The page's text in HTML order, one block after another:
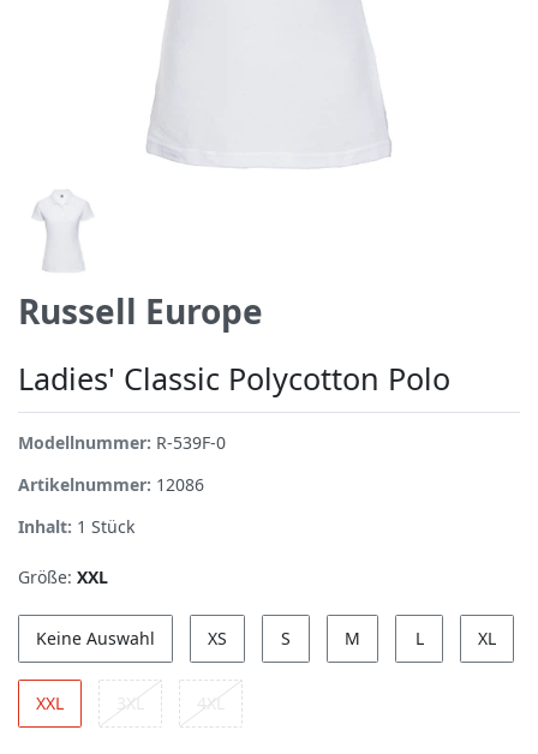
Russell Europe
Ladies' Classic Polycotton Polo
Modellnummer: R-539F-0
Artikelnummer: 12086
Inhalt: 1 Stück
Größe: XXL
Keine Auswahl XS S M L XL
XXL 3XL 4XL